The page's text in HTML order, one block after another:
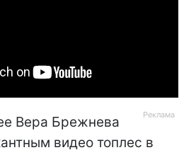
Вера Брежнева
видео топлес в